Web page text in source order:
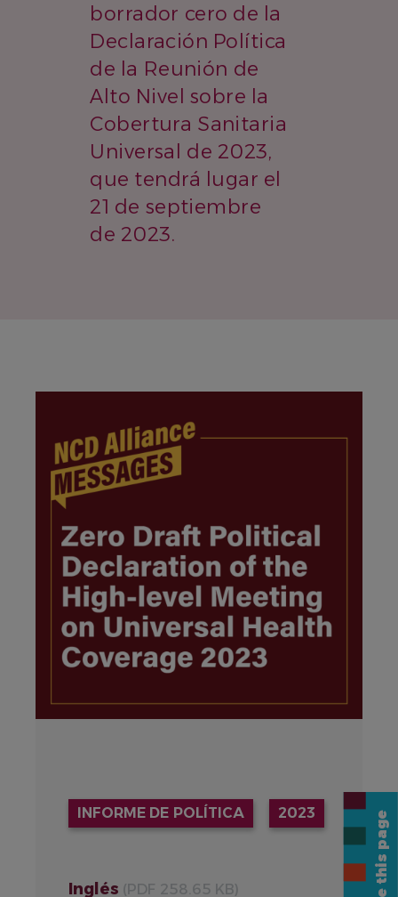
borrador cero de la
Declaración Política
de la Reunión de
Alto Nivel sobre la
Cobertura Sanitaria
Universal de 2023,
que tendrá lugar el
21 de septiembre
de 2023.
INFORME DE POLÍTICA 2023
Inglés (PDF 258.65 KB)